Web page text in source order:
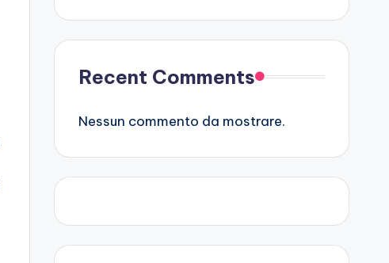
Recent Comments
Nessun commento da mostrare.